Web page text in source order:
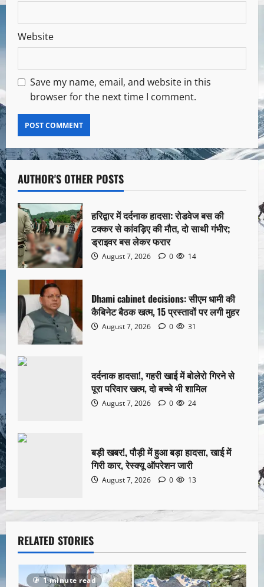
Website
Save my name, email, and website in this
browser for the next time I comment.
AUTHOR'S OTHER POSTS
हरिद्वार में दर्दनाक हादसा: रोडवेज बस की
टक्कर से कांवड़िए की मौत, दो साथी गंभीर;
ड्राइवर बस लेकर फरार
August 7, 2026 0 14
Dhami cabinet decisions: सीएम धामी की
कैबिनेट बैठक खत्म, 15 प्रस्तावों पर लगी मुहर
August 7, 2026 0 31
दर्दनाक हादसा!, गहरी खाई में बोलेरो गिरने से
पूरा परिवार खत्म, दो बच्चे भी शामिल
August 7, 2026 0 24
बड़ी खबर!, पौड़ी में हुआ बड़ा हादसा, खाई में
गिरी कार, रेस्क्यू ऑपरेशन जारी
August 7, 2026 0 13
RELATED STORIES
1 minute read